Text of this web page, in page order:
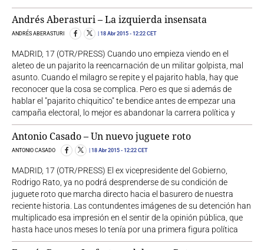
Andrés Aberasturi – La izquierda insensata
ANDRÉS ABERASTURI 18 Abr 2015 - 12:22 CET
MADRID, 17 (OTR/PRESS) Cuando uno empieza viendo en el
aleteo de un pajarito la reencarnación de un militar golpista, mal
asunto. Cuando el milagro se repite y el pajarito habla, hay que
reconocer que la cosa se complica. Pero es que si además de
hablar el "pajarito chiquitico" te bendice antes de empezar una
campaña electoral, lo mejor es abandonar la carrera política y
Antonio Casado – Un nuevo juguete roto
ANTONIO CASADO 18 Abr 2015 - 12:22 CET
MADRID, 17 (OTR/PRESS) El ex vicepresidente del Gobierno,
Rodrigo Rato, ya no podrá desprenderse de su condición de
juguete roto que marcha directo hacia el basurero de nuestra
reciente historia. Las contundentes imágenes de su detención han
multiplicado esa impresión en el sentir de la opinión pública, que
hasta hace unos meses lo tenía por una primera figura política